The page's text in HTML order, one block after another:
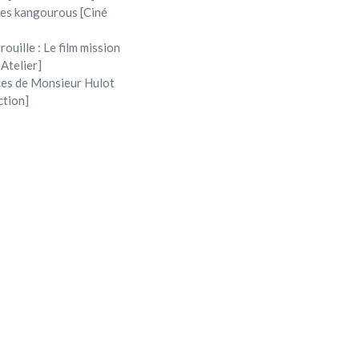
kangourous [Ciné
: Le film mission
de Monsieur Hulot